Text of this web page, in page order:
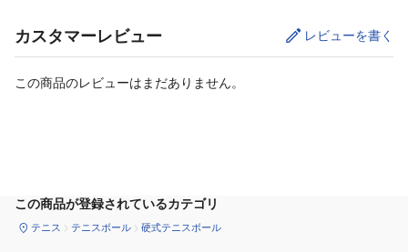
カスタマーレビュー レビューを書く
この商品のレビューはまだありません。
この商品が登録されているカテゴリ
テニス テニスボール 硬式テニスボール